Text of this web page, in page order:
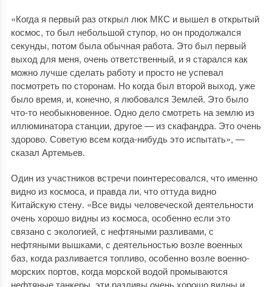
«Когда я первый раз открыл люк МКС и вышел в открытый
космос, то был небольшой ступор, но он продолжался
секунды, потом была обычная работа. Это был первый
выход для меня, очень ответственный, и я старался как
можно лучше сделать работу и просто не успевал
посмотреть по сторонам. Но когда был второй выход, уже
было время, и, конечно, я любовался Землей. Это было
что-то необыкновенное. Одно дело смотреть на землю из
иллюминатора станции, другое — из скафандра. Это очень
здорово. Советую всем когда-нибудь это испытать», —
сказал Артемьев.
Один из участников встречи поинтересовался, что именно
видно из космоса, и правда ли, что оттуда видно
Китайскую стену. «Все виды человеческой деятельности
очень хорошо видны из космоса, особенно если это
связано с экологией, с нефтяными разливами, с
нефтяными вышками, с деятельностью возле военных
баз, когда разливается топливо, особенно возле военно-
морских портов, когда морской водой промываются
нефтяные танкеры, эти разливы очень хорошо видны и